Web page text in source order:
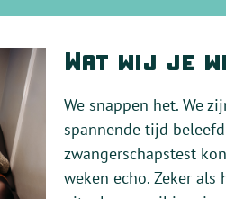
Wat wij je
We snappen het. We
spannende tijd
zwangerschapstest
weken echo. Zeker